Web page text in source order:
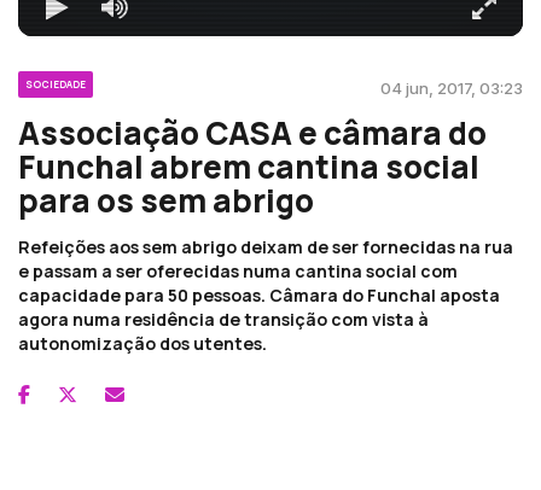
SOCIEDADE 04 jun, 2017, 03:23
Associação CASA e câmara do
Funchal abrem cantina social
para os sem abrigo
Refeições aos sem abrigo deixam de ser fornecidas na rua
e passam a ser oferecidas numa cantina social com
capacidade para 50 pessoas. Câmara do Funchal aposta
agora numa residência de transição com vista à
autonomização dos utentes.